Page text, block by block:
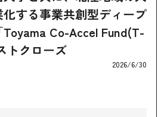
する事業共創型ディープ
Co-Accel Fund(T-
トクローズ
2026/6/30